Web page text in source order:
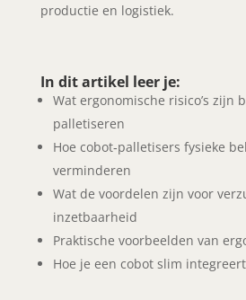
productie en logistiek.
In dit artikel leer je:
Wat ergonomische risico’s zijn
palletiseren
Hoe cobot‑palletisers fysieke
verminderen
Wat de voordelen zijn voor
inzetbaarheid
Praktische voorbeelden van
Hoe je een cobot slim